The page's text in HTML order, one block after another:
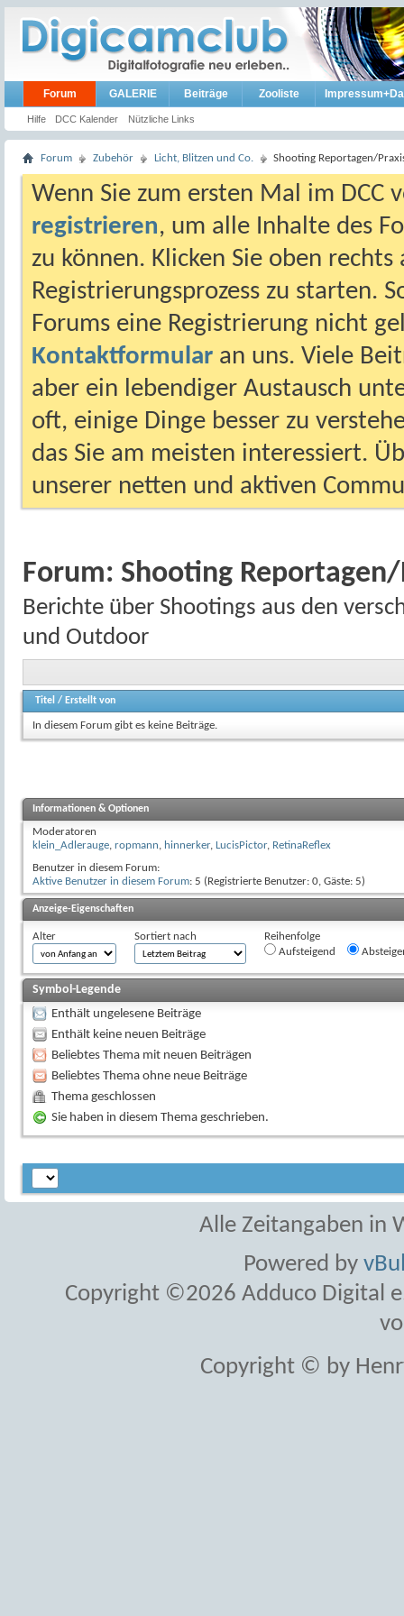
Forum
Hilfe DCC Kalender Nützliche Links
GALERIE Beiträge Zooliste
Forum Zubehör Licht, Blitzen und Co. Shooting Reportagen/
Wenn Sie zum ersten Mal im DCC
registrieren, um alle Inhalte des
zu können. Klicken Sie oben
Registrierungsprozess zu starten.
Forums eine Registrierung nicht
Kontaktformular an uns. Viele
aber ein lebendiger Austausch
oft, einige Dinge besser zu
das Sie am meisten interessiert.
unserer netten und aktiven
Forum: Shooting
Berichte über Shootings aus den
und Outdoor
Titel / Erstellt von
In diesem Forum gibt es keine Beiträge.
Informationen & Optionen
Moderatoren
klein_Adlerauge, ropmann, hinnerker, LucisPictor, RetinaReflex
Benutzer in diesem Forum:
Aktive Benutzer in diesem Forum: 5 (Registrierte Benutzer: 0, Gäste: 5)
Anzeige-Eigenschaften
Alter Sortiert nach
Reihenfolge
Aufsteigend
Symbol-Legende
Enthält ungelesene Beiträge
Enthält keine neuen Beiträge
Beliebtes Thema mit neuen Beiträgen
Beliebtes Thema ohne neue Beiträge
Thema geschlossen
Sie haben in diesem Thema geschrieben.
Alle Zeitangaben in
Powered by
Copyright ©2026 Adduco Digital
Copyright © by